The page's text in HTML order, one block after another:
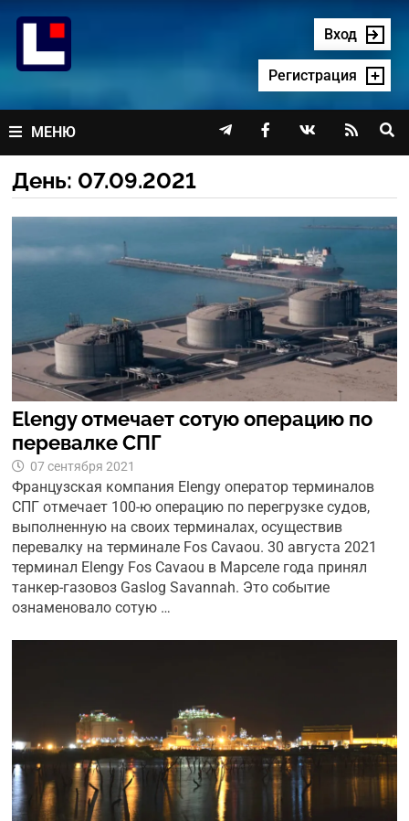
содержимому
Вход
Регистрация
МЕНЮ    
День: 07.09.2021
Elengy отмечает сотую операцию по
перевалке СПГ
07 сентября 2021
Французская компания Elengy оператор терминалов
СПГ отмечает 100-ю операцию по перегрузке судов,
выполненную на своих терминалах, осуществив
перевалку на терминале Fos Cavaou. 30 августа 2021
терминал Elengy Fos Cavaou в Марселе года принял
танкер-газовоз Gaslog Savannah. Это событие
ознаменовало сотую …